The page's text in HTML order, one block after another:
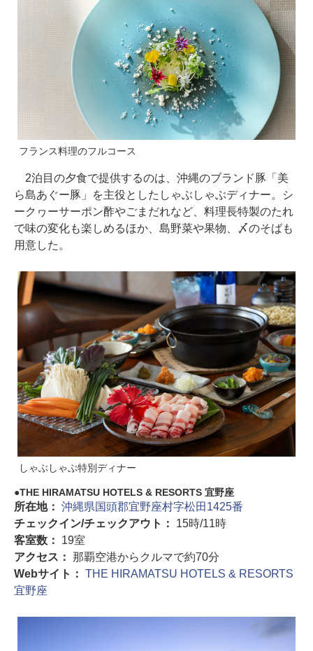
フランス料理のフルコース
2泊目の夕食で提供するのは、沖縄のブランド豚「美
ら島あぐー豚」を主役としたしゃぶしゃぶディナー。シ
ークヮーサーポン酢やごまだれなど、料理長特製のたれ
で味の変化も楽しめるほか、島野菜や果物、〆のそばも
用意した。
しゃぶしゃぶ特別ディナー
THE HIRAMATSU HOTELS & RESORTS 宜野座
所在地： 沖縄県国頭郡宜野座村字松田1425番
チェックイン/チェックアウト： 15時/11時
客室数： 19室
アクセス： 那覇空港からクルマで約70分
Webサイト： THE HIRAMATSU HOTELS & RESORTS
宜野座